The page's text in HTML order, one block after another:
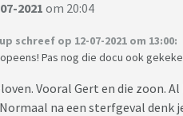
2021 om 20:04
schreef op 12-07-2021 om 13:00:
Pas nog die docu ook
Vooral Gert en die zoon.
na een sterfgeval